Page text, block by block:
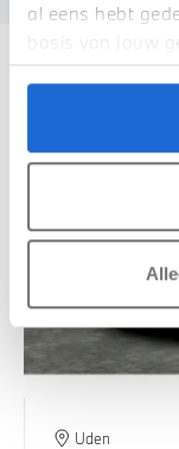
al eens hebt
basis van jouw
Deze zijn
Uden